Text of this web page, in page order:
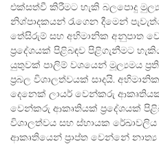
එක්සත්වී කිරීමට හැකි බලපොදු
නිශ්පාදකයන් රැගෙන දීමෙන්
තේසිරුම් සහ අභිමානික අනුපාත
ප්‍රදේශයක් පිළිබඳව පිළිගැනීමට
යුතුවක් පාලිම් වශයෙන් මූල්‍යමය
ප්‍රබල විශාලත්වයක් සාදයි.
දෙනෙක් ලායර් වෙන්කරු
වෙන්කරු ආකෘතියක් ප්‍රදේශයක්
විශාලත්වය සහ ස්හායක
ආකෘතියෙන් ප්‍රාප්ත වෙන්නේ